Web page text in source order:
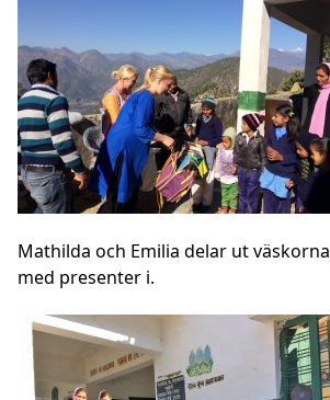
Mathilda och Emilia delar ut väskorna
med presenter i.